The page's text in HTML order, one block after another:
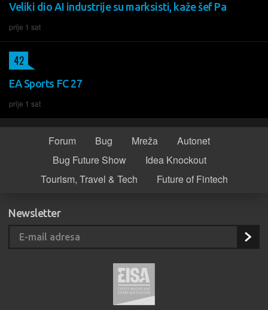
Veliki dio AI industrije su marksisti, kaže šef Pa
prije 1 sat
EA Sports FC 27
prije 1 sat
42
Forum Bug Mreža
Autonet
Bug Future Show
Idea Knockout
Tourism, Travel & Tech
Future of Fintech
Newsletter